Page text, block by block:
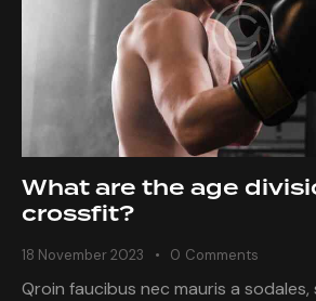
What are the age
crossfit?
18 November 2023 0 Comments
Qroin faucibus nec mauris a sodales,